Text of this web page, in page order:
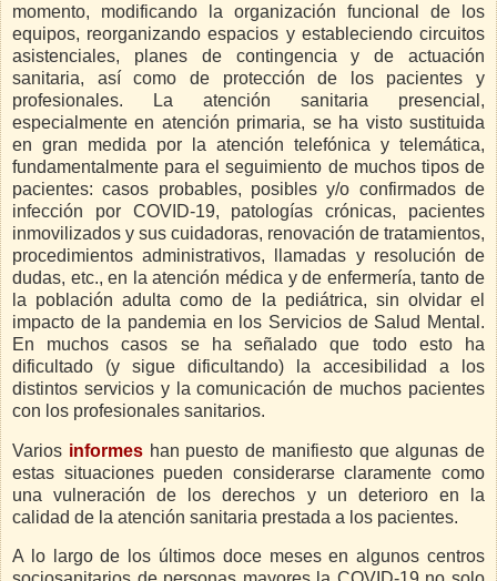
momento, modificando la organización funcional de los
equipos, reorganizando espacios y estableciendo circuitos
asistenciales, planes de contingencia y de actuación
sanitaria, así como de protección de los pacientes y
profesionales. La atención sanitaria presencial,
especialmente en atención primaria, se ha visto sustituida
en gran medida por la atención telefónica y telemática,
fundamentalmente para el seguimiento de muchos tipos de
pacientes: casos probables, posibles y/o confirmados de
infección por COVID-19, patologías crónicas, pacientes
inmovilizados y sus cuidadoras, renovación de tratamientos,
procedimientos administrativos, llamadas y resolución de
dudas, etc., en la atención médica y de enfermería, tanto de
la población adulta como de la pediátrica, sin olvidar el
impacto de la pandemia en los Servicios de Salud Mental.
En muchos casos se ha señalado que todo esto ha
dificultado (y sigue dificultando) la accesibilidad a los
distintos servicios y la comunicación de muchos pacientes
con los profesionales sanitarios.
Varios informeshan puesto de manifiesto que algunas de
estas situaciones pueden considerarse claramente como
una vulneración de los derechos y un deterioro en la
calidad de la atención sanitaria prestada a los pacientes.
A lo largo de los últimos doce meses en algunos centros